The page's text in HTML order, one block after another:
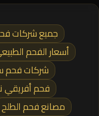
جميع شركات
أسعار الفحم
شركات فحم
فحم أفريقي
مصانع فحم الطلح